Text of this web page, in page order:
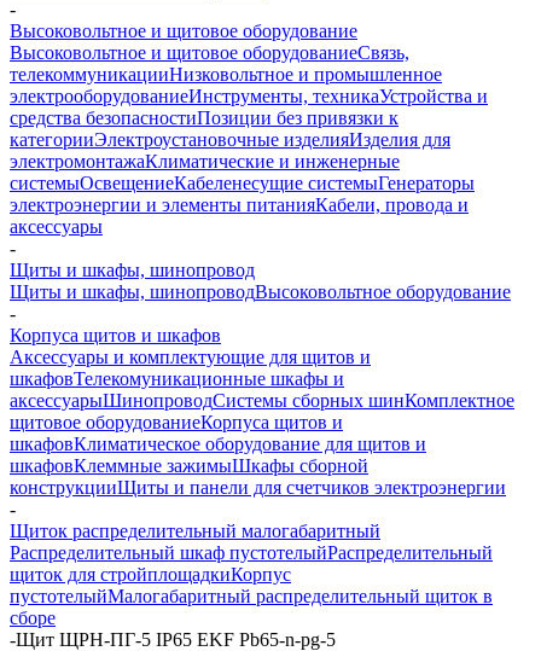
-
Высоковольтное и щитовое оборудование
Высоковольтное и щитовое оборудованиеСвязь,
телекоммуникацииНизковольтное и промышленное
электрооборудованиеИнструменты, техникаУстройства и
средства безопасностиПозиции без привязки к
категорииЭлектроустановочные изделияИзделия для
электромонтажаКлиматические и инженерные
системыОсвещениеКабеленесущие системыГенераторы
электроэнергии и элементы питанияКабели, провода и
аксессуары
-
Щиты и шкафы, шинопровод
Щиты и шкафы, шинопроводВысоковольтное оборудование
-
Корпуса щитов и шкафов
Аксессуары и комплектующие для щитов и
шкафовТелекомуникационные шкафы и
аксессуарыШинопроводСистемы сборных шинКомплектное
щитовое оборудованиеКорпуса щитов и
шкафовКлиматическое оборудование для щитов и
шкафовКлеммные зажимыШкафы сборной
конструкцииЩиты и панели для счетчиков электроэнергии
-
Щиток распределительный малогабаритный
Распределительный шкаф пустотелыйРаспределительный
щиток для стройплощадкиКорпус
пустотелыйМалогабаритный распределительный щиток в
сборе
-Щит ЩРН-ПГ-5 IP65 EKF Pb65-n-pg-5